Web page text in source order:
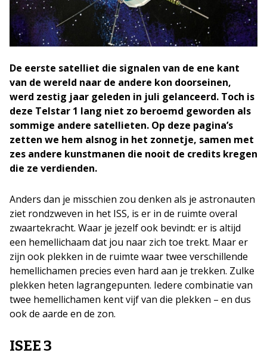
De eerste satelliet die signalen van de ene kant
van de wereld naar de andere kon doorseinen,
werd zestig jaar geleden in juli gelanceerd. Toch is
deze Telstar 1 lang niet zo beroemd geworden als
sommige andere satellieten. Op deze pagina’s
zetten we hem alsnog in het zonnetje, samen met
zes andere kunstmanen die nooit de credits kregen
die ze verdienden.
Anders dan je misschien zou denken als je astronauten
ziet rondzweven in het ISS, is er in de ruimte overal
zwaartekracht. Waar je jezelf ook bevindt: er is altijd
een hemellichaam dat jou naar zich toe trekt. Maar er
zijn ook plekken in de ruimte waar twee verschillende
hemellichamen precies even hard aan je trekken. Zulke
plekken heten lagrangepunten. Iedere combinatie van
twee hemellichamen kent vijf van die plekken – en dus
ook de aarde en de zon.
ISEE 3